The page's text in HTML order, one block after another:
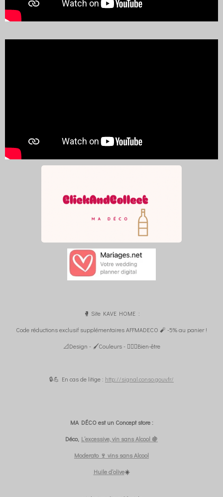
🥊 Site KAVE HOME :
Code réductions exclusif supplémentaires AFFMADECO 🧨 -5% au panier !
📐Design - 🖌️Couleurs - 🧘🏼‍♀️Bien-être
🔒💪 En cas de litige : http://signal.conso.gouv.fr/
MA DÉCO est un Concept store :
Déco, L’excessive, vin sans Alcool 🍇
Moderato 🍷 vins sans Alcool
Huile d’olive☀️